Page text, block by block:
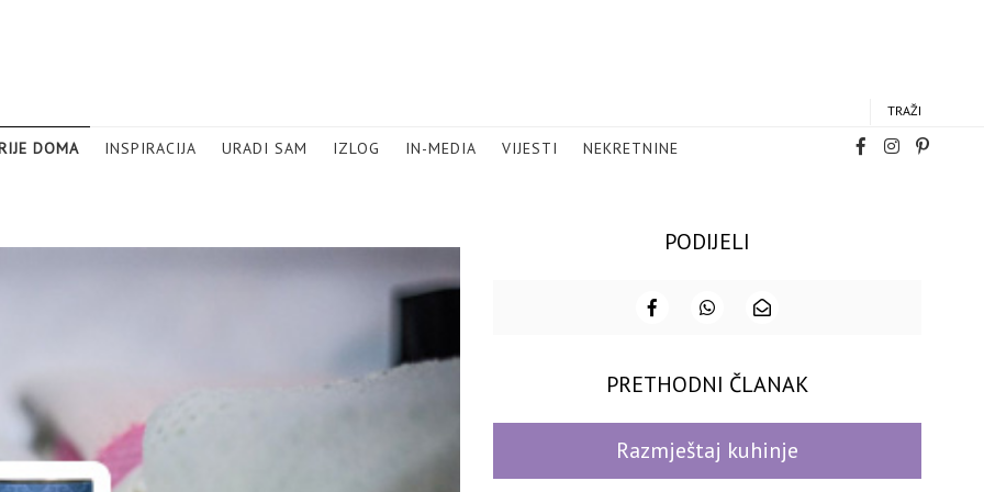
TRAŽI
DOMA INSPIRACIJA URADI SAM IZLOG IN-MEDIA VIJESTI NEKRETNINE
PODIJELI
PRETHODNI ČLANAK
Razmještaj kuhinje